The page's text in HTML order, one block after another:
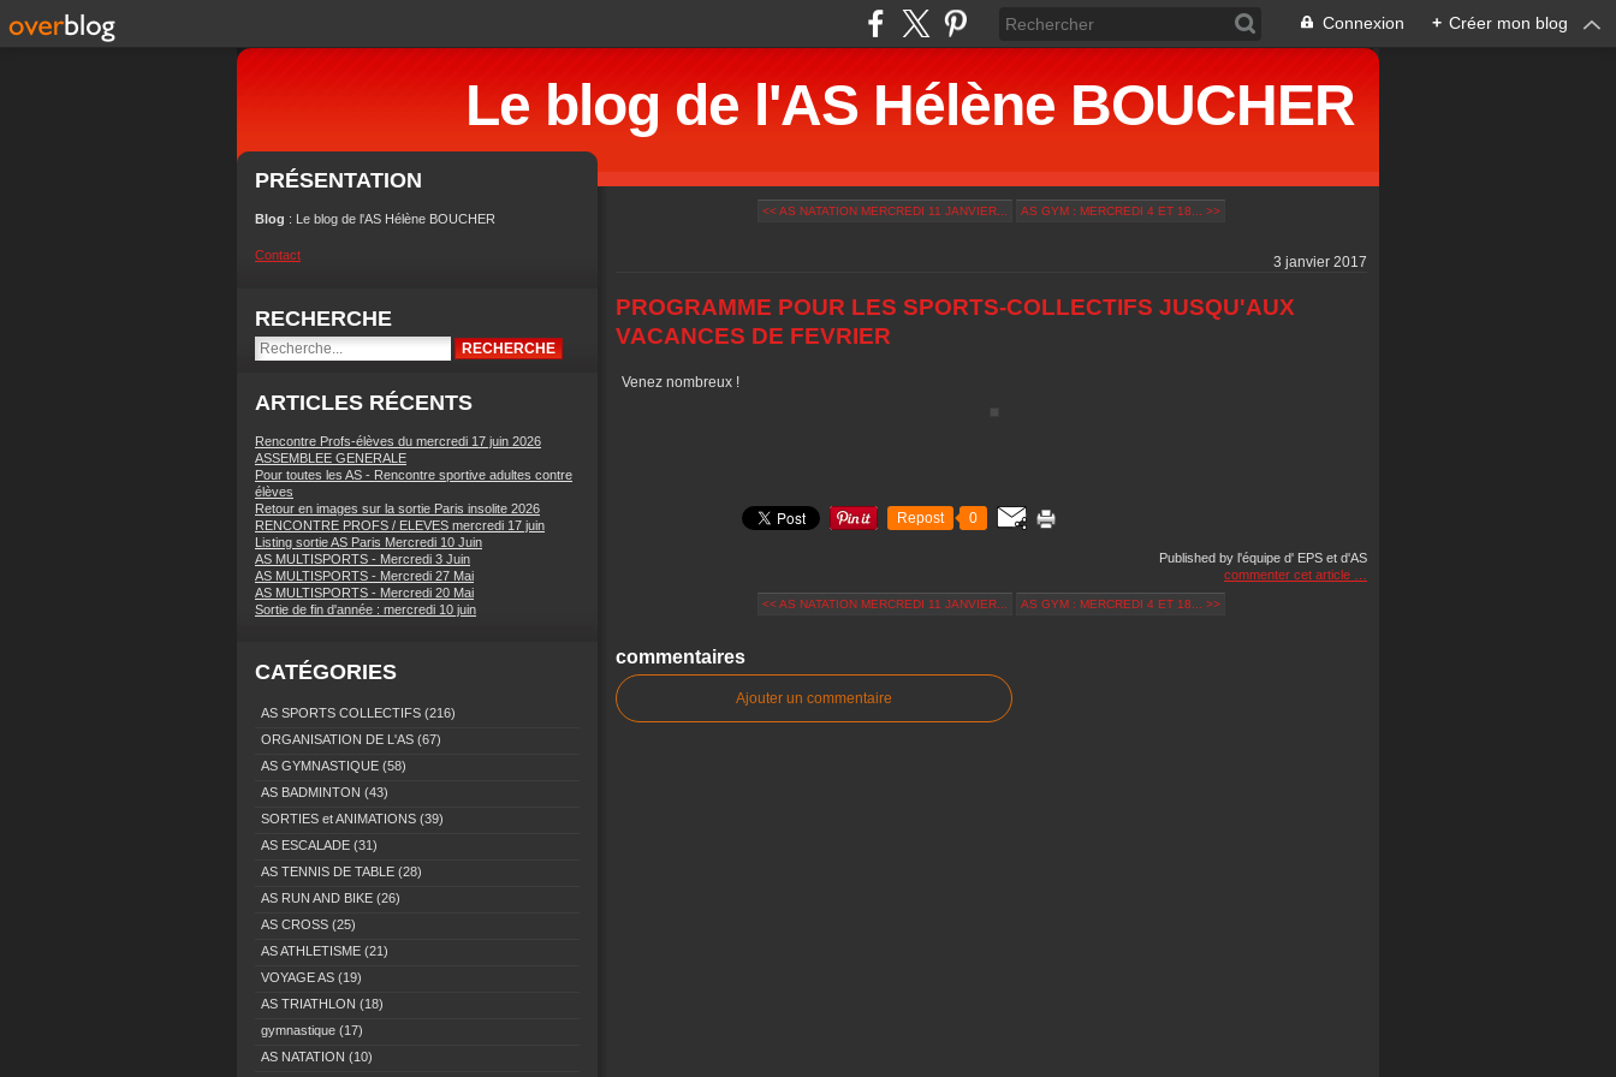
Connexion + Créer mon blog
Le blog de l'AS Hélène BOUCHER
PRÉSENTATION
Blog : Le blog de l'AS Hélène BOUCHER
Contact
RECHERCHE
ARTICLES RÉCENTS
Rencontre Profs-élèves du mercredi 17 juin 2026
ASSEMBLEE GENERALE
Pour toutes les AS - Rencontre sportive adultes contre
élèves
Retour en images sur la sortie Paris insolite 2026
RENCONTRE PROFS / ELEVES mercredi 17 juin
Listing sortie AS Paris Mercredi 10 Juin
AS MULTISPORTS - Mercredi 3 Juin
AS MULTISPORTS - Mercredi 27 Mai
AS MULTISPORTS - Mercredi 20 Mai
Sortie de fin d'année : mercredi 10 juin
CATÉGORIES
AS SPORTS COLLECTIFS (216)
ORGANISATION DE L'AS (67)
AS GYMNASTIQUE (58)
AS BADMINTON (43)
SORTIES et ANIMATIONS (39)
AS ESCALADE (31)
AS TENNIS DE TABLE (28)
AS RUN AND BIKE (26)
AS CROSS (25)
AS ATHLETISME (21)
VOYAGE AS (19)
AS TRIATHLON (18)
gymnastique (17)
AS NATATION (10)
<< AS NATATION MERCREDI 11 JANVIER... AS GYM : MERCREDI 4 ET 18... >>
3 janvier 2017
PROGRAMME POUR LES SPORTS-COLLECTIFS JUSQU'AUX
VACANCES DE FEVRIER
Venez nombreux !
Repost 0
Published by l'équipe d' EPS et d'AS
commenter cet article
<< AS NATATION MERCREDI 11 JANVIER... AS GYM : MERCREDI 4 ET 18... >>
commentaires
Ajouter un commentaire